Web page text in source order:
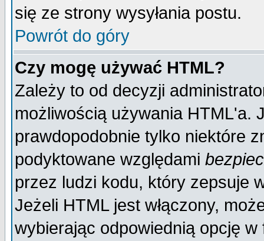
się ze strony wysyłania postu.
Powrót do góry
Czy mogę używać HTML?
Zależy to od decyzji
możliwością używania HTML'a.
prawdopodobnie tylko niektóre
podyktowane względami
przez ludzi kodu, który zepsuje
Jeżeli HTML jest włączony,
wybierając odpowiednią opcję w